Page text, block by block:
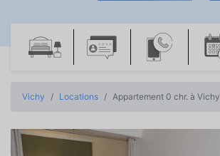
Vichy Locations Appartement 0 chr. à Vichy